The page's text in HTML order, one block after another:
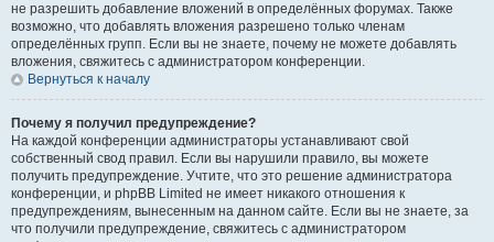
не разрешить добавление вложений в определённых форумах. Также
возможно, что добавлять вложения разрешено только членам
определённых групп. Если вы не знаете, почему не можете добавлять
вложения, свяжитесь с администратором конференции.
Вернуться к началу
Почему я получил предупреждение?
На каждой конференции администраторы устанавливают свой
собственный свод правил. Если вы нарушили правило, вы можете
получить предупреждение. Учтите, что это решение администратора
конференции, и phpBB Limited не имеет никакого отношения к
предупреждениям, вынесенным на данном сайте. Если вы не знаете, за
что получили предупреждение, свяжитесь с администратором